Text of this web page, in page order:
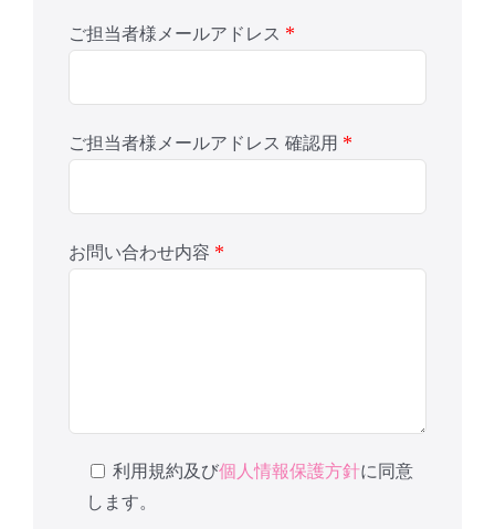
約）
本サービスにおいては，登録希望者が本
って利用登録を申請し，当社がこれを承
認することによって，利用登録が完了す
があると判断した場合，利用登録の申請
を承認しないことがあり、その理由につ
いては一切の開示義務を負わないものと
ご担当者様メールアドレス *
ご担当者様メールアドレス 確認用 *
お問い合わせ内容 *
利用規約及び個人情報保護方針に同意
します。